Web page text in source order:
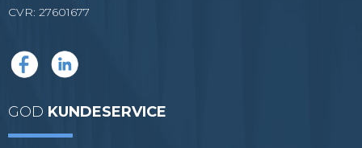
CVR: 27601677
GOD KUNDESERVICE